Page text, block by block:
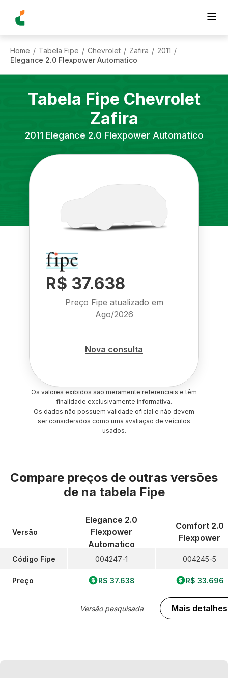
Home / Tabela Fipe / Chevrolet / Zafira / 2011 /
Elegance 2.0 Flexpower Automatico
Tabela Fipe Chevrolet
Zafira
2011 Elegance 2.0 Flexpower Automatico
R$ 37.638
Preço Fipe atualizado em
Ago/2026
Nova consulta
Os valores exibidos são meramente referenciais e têm
finalidade exclusivamente informativa.
Os dados não possuem validade oficial e não devem
ser considerados como uma avaliação de veículos
usados.
Compare preços de outras versões
de na tabela Fipe
Versão
Código Fipe
Preço
Elegance 2.0
Flexpower
Automatico
004247-1
R$ 37.638
Versão pesquisada
Comfort 2.0
Flexpower
004245-5
R$ 33.696
Mais detalhes